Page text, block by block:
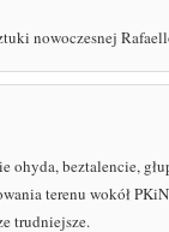
nowoczesnej
beztalencie,
terenu wokół
trudniejsze.